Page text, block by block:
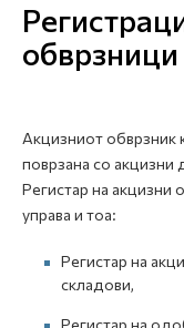
Физички лица
Бизнис заедница
Медиа центар
Е-Весник
обврзници
Акцизниот обврзник
поврзана со акцизни
Регистар на акцизни
управа и тоа:
Регистар на
складови,
Регистар на